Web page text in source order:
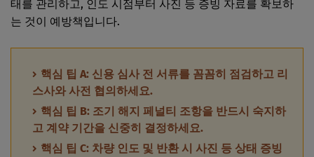
태를 관리하고, 인도 시점부터 사진 등 증빙 자료를 확보하
는 것이 예방책입니다.
핵심 팁 A: 신용 심사 전 서류를 꼼꼼히 점검하고 리
스사와 사전 협의하세요.
핵심 팁 B: 조기 해지 페널티 조항을 반드시 숙지하
고 계약 기간을 신중히 결정하세요.
핵심 팁 C: 차량 인도 및 반환 시 사진 등 상태 증빙